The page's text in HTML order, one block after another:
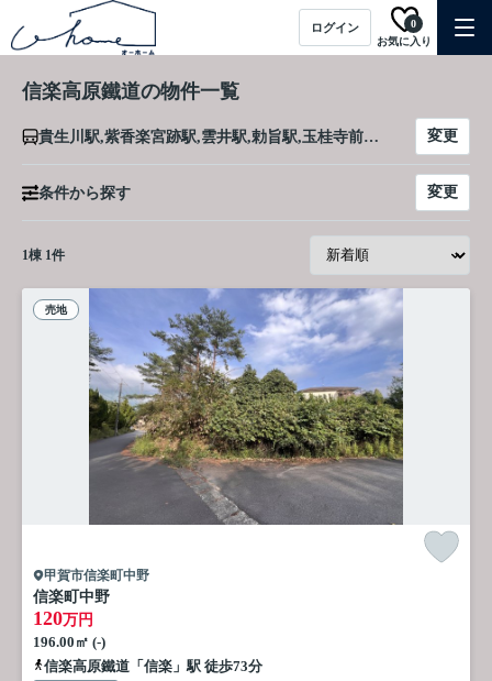
ログイン
お気に入り
0
信楽高原鐵道の物件一覧
貴生川駅,紫香楽宮跡駅,雲井駅,勅旨駅,玉桂寺前駅,信楽駅 変更
条件から探す 変更
1棟 1件
売地
甲賀市信楽町中野
信楽町中野
120万円
196.00㎡ (-)
信楽高原鐵道「信楽」駅 徒歩73分